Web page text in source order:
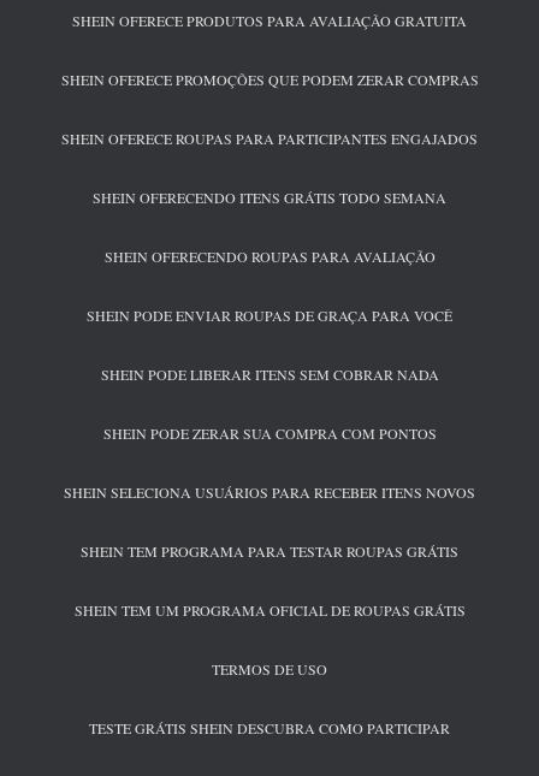
SHEIN OFERECE PRODUTOS PARA AVALIAÇÃO GRATUITA
SHEIN OFERECE PROMOÇÕES QUE PODEM ZERAR COMPRAS
SHEIN OFERECE ROUPAS PARA PARTICIPANTES ENGAJADOS
SHEIN OFERECENDO ITENS GRÁTIS TODO SEMANA
SHEIN OFERECENDO ROUPAS PARA AVALIAÇÃO
SHEIN PODE ENVIAR ROUPAS DE GRAÇA PARA VOCÊ
SHEIN PODE LIBERAR ITENS SEM COBRAR NADA
SHEIN PODE ZERAR SUA COMPRA COM PONTOS
SHEIN SELECIONA USUÁRIOS PARA RECEBER ITENS NOVOS
SHEIN TEM PROGRAMA PARA TESTAR ROUPAS GRÁTIS
SHEIN TEM UM PROGRAMA OFICIAL DE ROUPAS GRÁTIS
TERMOS DE USO
TESTE GRÁTIS SHEIN DESCUBRA COMO PARTICIPAR